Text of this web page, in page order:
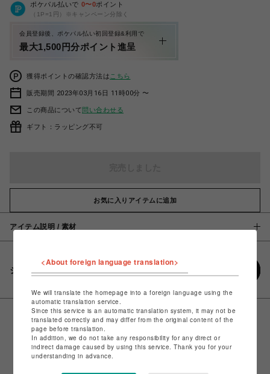
ポケパル払いで 0〜0ポイント
（1P=1円）※キャンペーン分除く
会員登録後、ポケパル払い初回登録&利用で
最大1,500円分ポイント進呈
獲得ポイントの確認方法は こちら
販売期間 2023年03月16日 11時00分 〜
この商品について問い合わせる
ギフト：ラッピング不可
お気に入りアイテムに追加
アイテム説明 / 素材
シェアする
<About foreign language translation>
We will translate the homepage into a foreign language using the
automatic translation service.
Since this service is an automatic translation system, it may not be
translated correctly and may differ from the original content of the
page before translation.
In addition, we do not take any responsibility for any direct or
indirect damage caused by using this service. Thank you for your
understanding in advance.